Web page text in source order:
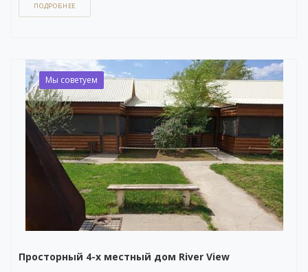
Как забронировать этот вариант?
WhatsApp-чата также расположена в правом нижнем углу нашего
сайта.
ПОДРОБНЕЕ
Мы советуем
Просторный 4-х местный дом River View